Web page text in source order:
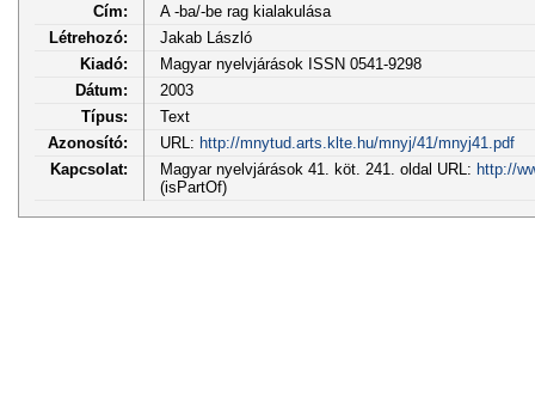
Cím:
A -ba/-be rag kialakulása
Létrehozó:
Jakab László
Kiadó:
Magyar nyelvjárások ISSN 0541-9298
Dátum:
2003
Típus:
Text
Azonosító:
URL: http://mnytud.arts.klte.hu/mnyj/41/mnyj41.pdf
Kapcsolat:
Magyar nyelvjárások 41. köt. 241. oldal URL: http://
(isPartOf)